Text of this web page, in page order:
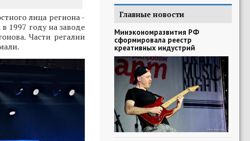
лица региона -
1997 году на заводе
Части регалии
Главные новости
Минэкономразвития РФ
сформировала реестр
креативных индустрий